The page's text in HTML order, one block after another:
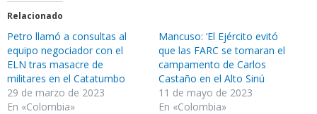
Relacionado
Petro llamó a consultas al
equipo negociador con el
ELN tras masacre de
militares en el Catatumbo
29 de marzo de 2023
En «Colombia»
Mancuso: ‘El Ejército evitó
que las FARC se tomaran el
campamento de Carlos
Castaño en el Alto Sinú
11 de mayo de 2023
En «Colombia»